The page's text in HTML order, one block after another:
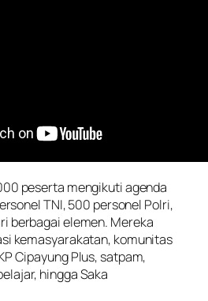
peserta mengikuti agenda
TNI, 500 personel Polri,
berbagai elemen. Mereka
kemasyarakatan, komunitas
Cipayung Plus, satpam,
hingga Saka